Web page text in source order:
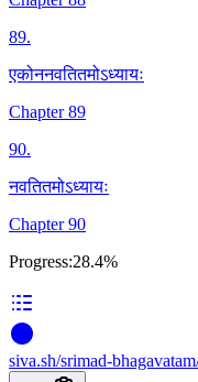
89.
एकोननवतितमोऽध्यायः
Chapter 89
90.
नवतितमोऽध्यायः
Chapter 90
Progress:28.4%
siva.sh/srimad-